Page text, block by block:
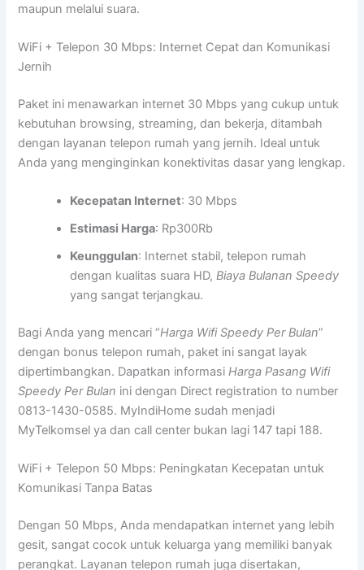
maupun melalui suara.
WiFi + Telepon 30 Mbps: Internet Cepat dan Komunikasi
Jernih
Paket ini menawarkan internet 30 Mbps yang cukup untuk
kebutuhan browsing, streaming, dan bekerja, ditambah
dengan layanan telepon rumah yang jernih. Ideal untuk
Anda yang menginginkan konektivitas dasar yang lengkap.
Kecepatan Internet: 30 Mbps
Estimasi Harga: Rp300Rb
Keunggulan: Internet stabil, telepon rumah
dengan kualitas suara HD,Biaya Bulanan Speedy
yang sangat terjangkau.
Bagi Anda yang mencari “Harga Wifi Speedy Per Bulan”
dengan bonus telepon rumah, paket ini sangat layak
dipertimbangkan. Dapatkan informasiHarga Pasang Wifi
Speedy Per Bulan ini dengan Direct registration to number
0813-1430-0585. MyIndiHome sudah menjadi
MyTelkomsel ya dan call center bukan lagi 147 tapi 188.
WiFi + Telepon 50 Mbps: Peningkatan Kecepatan untuk
Komunikasi Tanpa Batas
Dengan 50 Mbps, Anda mendapatkan internet yang lebih
gesit, sangat cocok untuk keluarga yang memiliki banyak
perangkat. Layanan telepon rumah juga disertakan,